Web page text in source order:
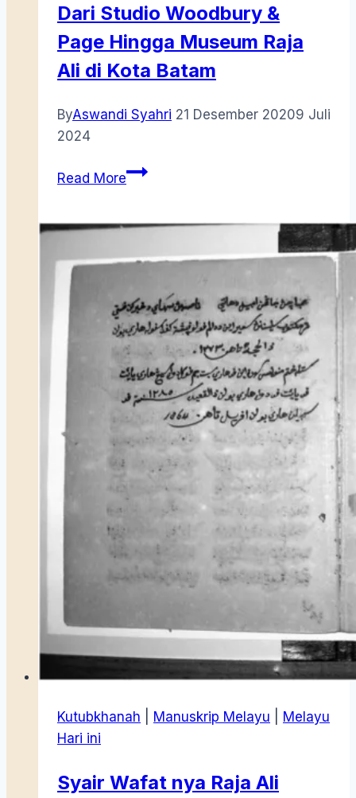
Dari Studio Woodbury &
Page Hingga Museum Raja
Ali di Kota Batam
ByAswandi Syahri 21 Desember 20209 Juli
2024
Read MoreDari
&
Page
Museum
Raja
Ali
di
Kota
Batam
Kutubkhanah Manuskrip Melayu
Melayu
Hari ini
Syair Wafat nya Raja Ali